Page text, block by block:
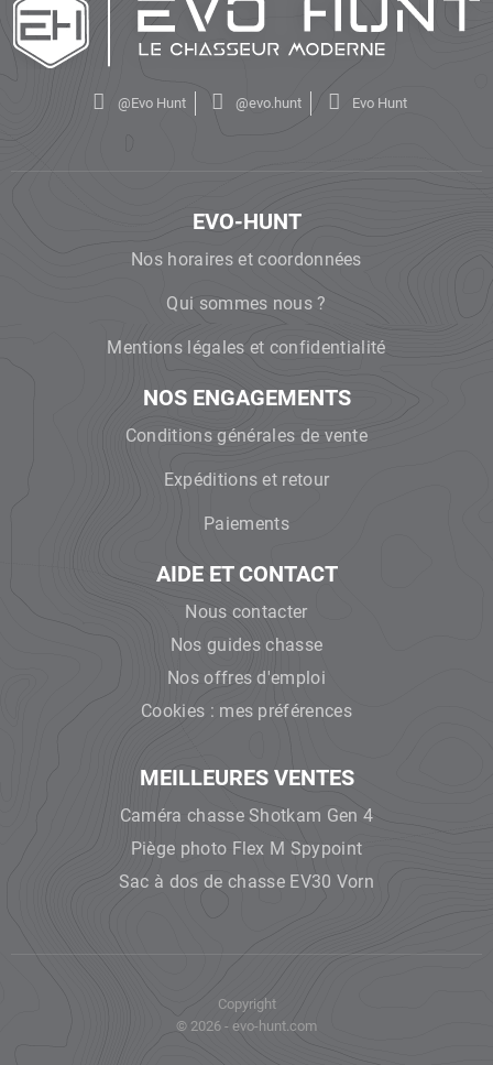
@Evo Hunt @evo.hunt Evo Hunt
EVO-HUNT
Nos horaires et coordonnées
Qui sommes nous ?
Mentions légales et confidentialité
NOS ENGAGEMENTS
Conditions générales de vente
Expéditions et retour
Paiements
AIDE ET CONTACT
Nous contacter
Nos guides chasse
Nos offres d'emploi
Cookies : mes préférences
MEILLEURES VENTES
Caméra chasse Shotkam Gen 4
Piège photo Flex M Spypoint
Sac à dos de chasse EV30 Vorn
Copyright
© 2026 - evo-hunt.com